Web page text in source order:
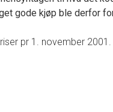
gode kjøp ble derfor
pr 1. november